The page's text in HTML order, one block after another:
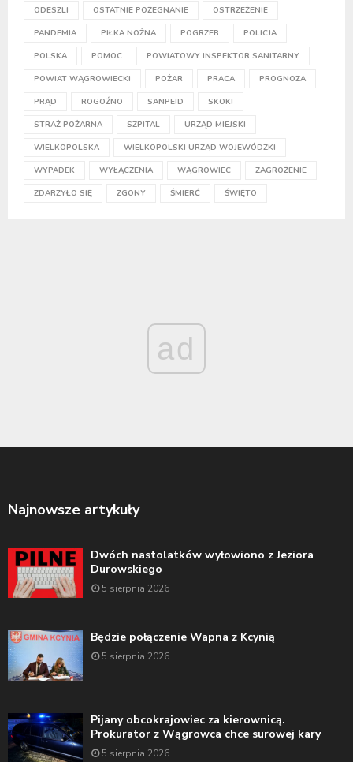
ODESZLI OSTATNIE POŻEGNANIE OSTRZEŻENIE
PANDEMIA PIŁKA NOŻNA POGRZEB POLICJA
POLSKA POMOC POWIATOWY INSPEKTOR SANITARNY
POWIAT WĄGROWIECKI POŻAR PRACA PROGNOZA
PRĄD ROGOŹNO SANPEID SKOKI
STRAŻ POŻARNA SZPITAL URZĄD MIEJSKI
WIELKOPOLSKA WIELKOPOLSKI URZĄD WOJEWÓDZKI
WYPADEK WYŁĄCZENIA WĄGROWIEC ZAGROŻENIE
ZDARZYŁO SIĘ ZGONY ŚMIERĆ ŚWIĘTO
ad
Najnowsze artykuły
Dwóch nastolatków wyłowiono z Jeziora
Durowskiego
5 sierpnia 2026
Będzie połączenie Wapna z Kcynią
5 sierpnia 2026
Pijany obcokrajowiec za kierownicą.
Prokurator z Wągrowca chce surowej kary
5 sierpnia 2026